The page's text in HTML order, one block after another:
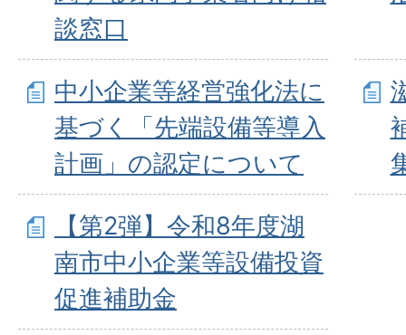
談窓口
中小企業等経営強化法に
基づく「先端設備等導入
計画」の認定について
【第2弾】令和8年度湖
南市中小企業等設備投資
促進補助金